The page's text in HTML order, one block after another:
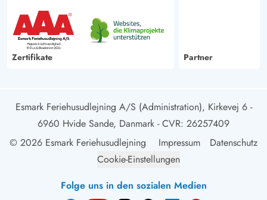
Zertifikate Partner
Esmark Feriehusudlejning A/S (Administration), Kirkevej 6 -
6960 Hvide Sande, Danmark - CVR: 26257409
© 2026 Esmark Feriehusudlejning
Impressum
Datenschutz
Cookie-Einstellungen
Folge uns in den sozialen Medien